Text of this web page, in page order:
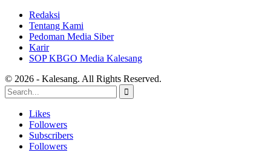
Redaksi
Tentang Kami
Pedoman Media Siber
Karir
SOP KBGO Media Kalesang
© 2026 - Kalesang. All Rights Reserved.
Likes
Followers
Subscribers
Followers